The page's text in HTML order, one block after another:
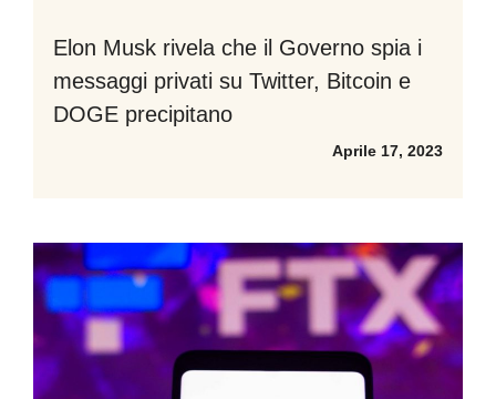
Elon Musk rivela che il Governo spia i
messaggi privati su Twitter, Bitcoin e
DOGE precipitano
Aprile 17, 2023